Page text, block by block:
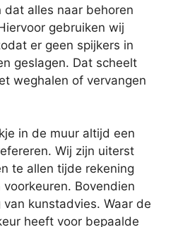
dat alles naar behoren
gebruiken wij
er geen spijkers in
geslagen. Dat scheelt
weghalen of vervangen
in de muur altijd een
Wij zijn uiterst
te allen tijde rekening
Bovendien
kunstadvies. Waar de
heeft voor bepaalde